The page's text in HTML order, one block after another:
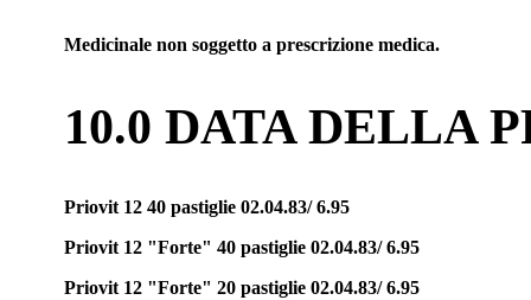
Medicinale non soggetto a prescrizione medica.
10.0 DATA DELLA
Priovit 12 40 pastiglie 02.04.83/ 6.95
Priovit 12 "Forte" 40 pastiglie 02.04.83/ 6.95
Priovit 12 "Forte" 20 pastiglie 02.04.83/ 6.95